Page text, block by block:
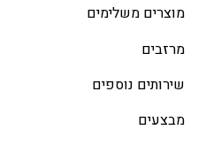
מוצרים משלימים
מרזבים
שירותים נוספים
מבצעים